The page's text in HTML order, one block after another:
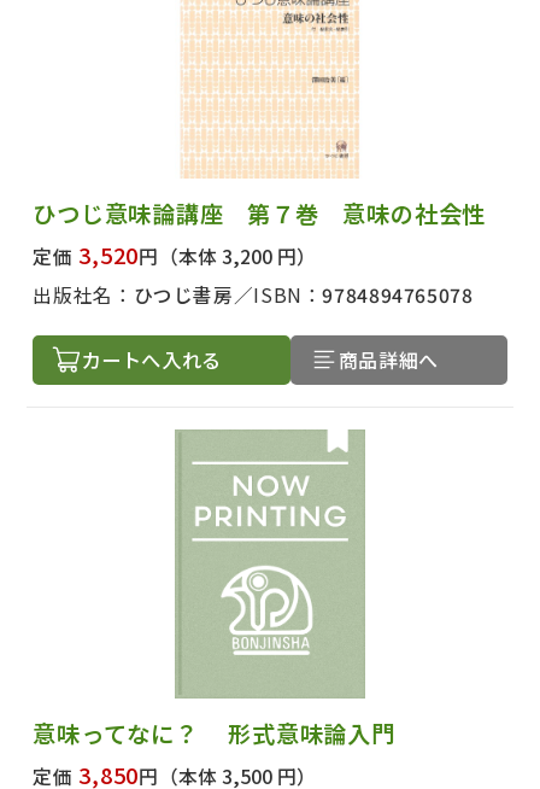
出版社名で絞り込む
著者名で絞り込む
ひつじ意味論講座 第７巻 意味の社会性
定価 3,520円 （本体 3,200 円）
出版社名： ひつじ書房 ISBN：9784894765078
カートへ入れる 商品詳細へ
意味ってなに？ 形式意味論入門
定価 3,850円 （本体 3,500 円）